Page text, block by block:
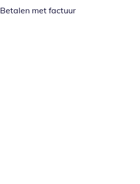
Betalen met factuur